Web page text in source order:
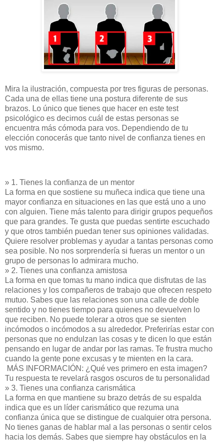
Mira la ilustración, compuesta por tres figuras de personas.
Cada una de ellas tiene una postura diferente de sus
brazos. Lo único que tienes que hacer en este test
psicológico es decirnos cuál de estas personas se
encuentra más cómoda para vos. Dependiendo de tu
elección conocerás que tanto nivel de confianza tienes en
vos mismo.
» 1. Tienes la confianza de un mentor
La forma en que sostiene su muñeca indica que tiene una
mayor confianza en situaciones en las que está uno a uno
con alguien. Tiene más talento para dirigir grupos pequeños
que para grandes. Te gusta que puedas sentirte escuchado
y que otros también puedan tener sus opiniones validadas.
Quiere resolver problemas y ayudar a tantas personas como
sea posible. No nos sorprendería si fueras un mentor o un
grupo de personas lo admirara mucho.
» 2. Tienes una confianza amistosa
La forma en que tomas tu mano indica que disfrutas de las
relaciones y los compañeros de trabajo que ofrecen respeto
mutuo. Sabes que las relaciones son una calle de doble
sentido y no tienes tiempo para quienes no devuelven lo
que reciben. No puede tolerar a otros que se sienten
incómodos o incómodos a su alrededor. Preferirías estar con
personas que no endulzan las cosas y te dicen lo que están
pensando en lugar de andar por las ramas. Te frustra mucho
cuando la gente pone excusas y te mienten en la cara.
MÁS INFORMACIÓN: ¿Qué ves primero en esta imagen?
Tu respuesta te revelará rasgos oscuros de tu personalidad
» 3. Tienes una confianza carismática
La forma en que mantiene su brazo detrás de su espalda
indica que es un líder carismático que rezuma una
confianza única que se distingue de cualquier otra persona.
No tienes ganas de hablar mal a las personas o sentir celos
hacia los demás. Sabes que siempre hay obstáculos en la